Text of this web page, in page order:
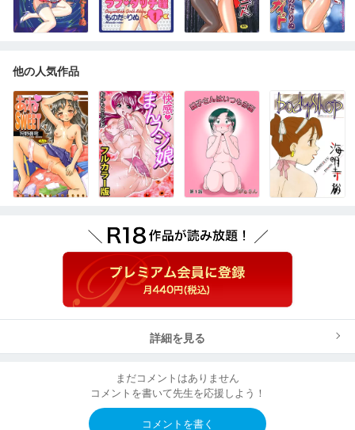
他の人気作品
詳細を見る
まだコメントはありません
コメントを書いて先生を応援しよう！
コメントを書く